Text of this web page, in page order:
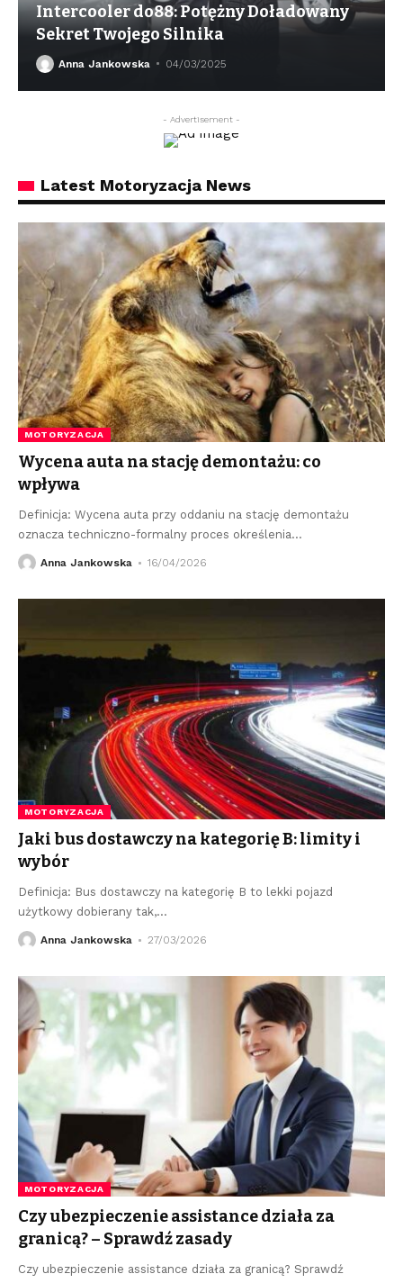
Intercooler do88: Potężny Doładowany
Sekret Twojego Silnika
Anna Jankowska 04/03/2025
- Advertisement -
Latest Motoryzacja News
MOTORYZACJA
Wycena auta na stację demontażu: co
wpływa
Definicja: Wycena auta przy oddaniu na stację demontażu
oznacza techniczno-formalny proces określenia…
Anna Jankowska 16/04/2026
MOTORYZACJA
Jaki bus dostawczy na kategorię B: limity i
wybór
Definicja: Bus dostawczy na kategorię B to lekki pojazd
użytkowy dobierany tak,…
Anna Jankowska 27/03/2026
MOTORYZACJA
Czy ubezpieczenie assistance działa za
granicą? – Sprawdź zasady
Czy ubezpieczenie assistance działa za granicą? Sprawdź